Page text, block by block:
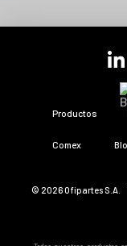
Productos
Comex
© 2026 Ofipartes S.A.